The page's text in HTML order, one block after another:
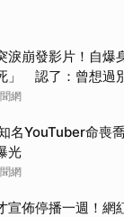
淚崩發影片！自爆
」 認了：曾想過
網
名YouTuber命喪
光
網
宣佈停播一週！網